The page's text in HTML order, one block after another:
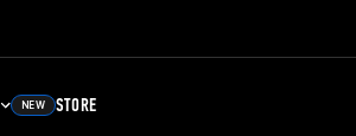
NEW STORE